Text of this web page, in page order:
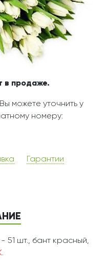
в продаже.
можете уточнить у
номеру:
Гарантии
51 шт., бант красный,